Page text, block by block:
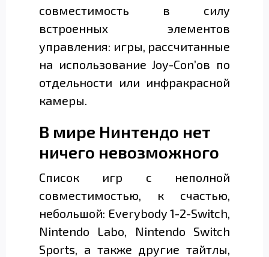
совместимость в силу
встроенных элементов
управления: игры, рассчитанные
на использование Joy-Con’ов по
отдельности или инфракрасной
камеры.
В мире Нинтендо нет
ничего невозможного
Список игр с неполной
совместимостью, к счастью,
небольшой: Everybody 1-2-Switch,
Nintendo Labo, Nintendo Switch
Sports, а также другие тайтлы,